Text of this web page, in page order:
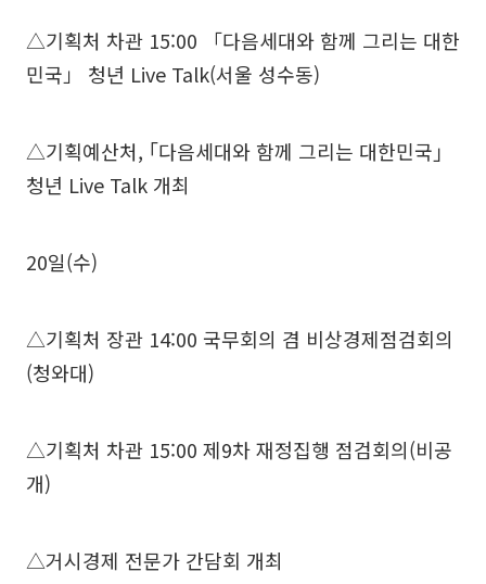
△기획처 차관 15:00 「다음세대와 함께 그리는 대한
민국」 청년 Live Talk(서울 성수동)
△기획예산처, ｢다음세대와 함께 그리는 대한민국｣
청년 Live Talk 개최
20일(수)
△기획처 장관 14:00 국무회의 겸 비상경제점검회의
(청와대)
△기획처 차관 15:00 제9차 재정집행 점검회의(비공
개)
△거시경제 전문가 간담회 개최